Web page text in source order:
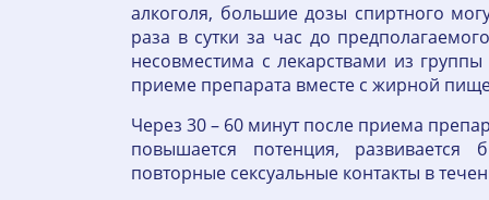
алкоголя, большие дозы спиртного
раза в сутки за час до
несовместима с лекарствами из
приеме препарата вместе с жирной
Через 30 – 60 минут после приема
повышается потенция, развивается
повторные сексуальные контакты в